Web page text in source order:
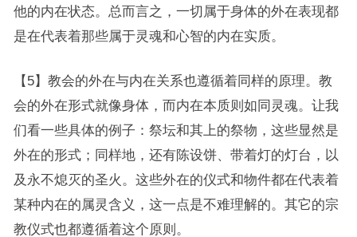
他的内在状态。总而言之，一切属于身体的外在表现都
是在代表着那些属于灵魂和心智的内在实质。
【5】教会的外在与内在关系也遵循着同样的原理。教
会的外在形式就像身体，而内在本质则如同灵魂。让我
们看一些具体的例子：祭坛和其上的祭物，这些显然是
外在的形式；同样地，还有陈设饼、带着灯的灯台，以
及永不熄灭的圣火。这些外在的仪式和物件都在代表着
某种内在的属灵含义，这一点是不难理解的。其它的宗
教仪式也都遵循着这个原则。